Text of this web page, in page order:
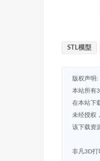
STL模型
版权声明:
本站所有
在本站下
未经授权
该下载资
非凡3D打